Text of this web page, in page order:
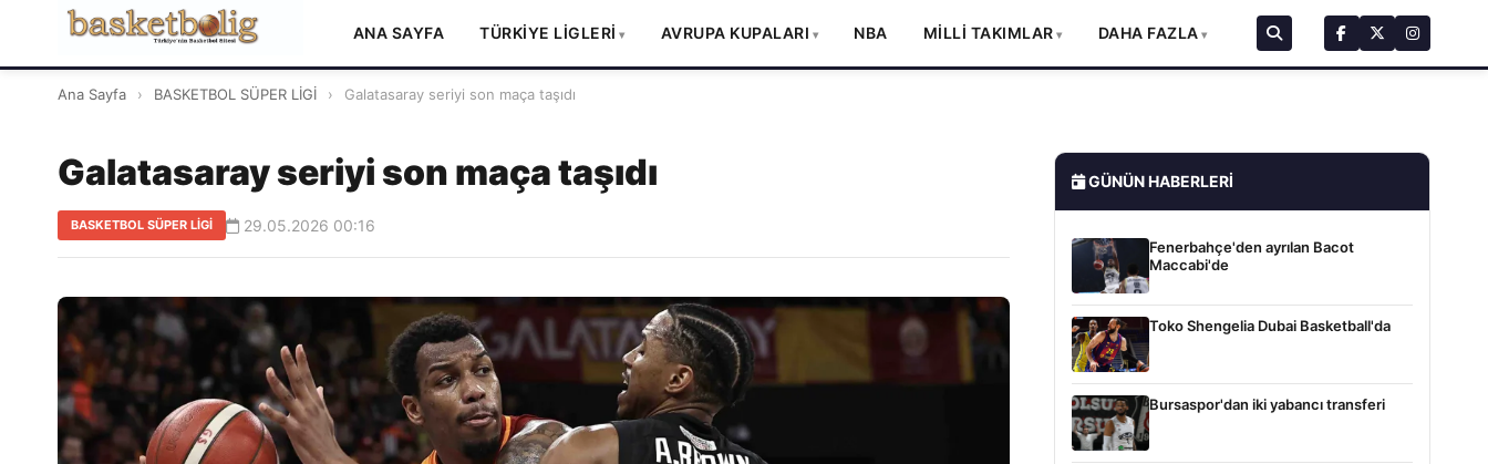
ANA SAYFA TÜRKİYE LİGLERİ AVRUPA KUPALARI NBA MİLLİ TAKIMLAR DAHA FAZLA
Ana Sayfa › BASKETBOL SÜPER LİGİ › Galatasaray seriyi son maça taşıdı
Galatasaray seriyi son maça taşıdı
BASKETBOL SÜPER LİGİ 29.05.2026 00:16
GÜNÜN HABERLERI
Fenerbahçe'den ayrılan Bacot
Maccabi'de
Toko Shengelia Dubai Basketball'da
Bursaspor'dan iki yabancı transferi